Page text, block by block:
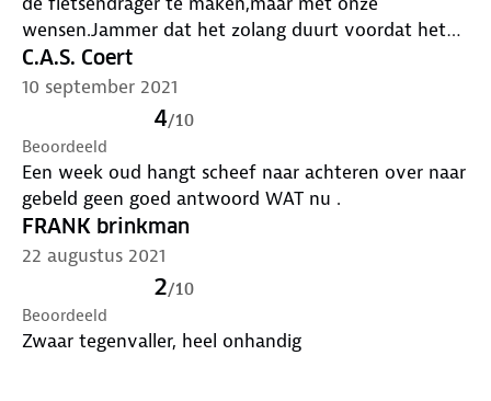
wensen.Jammer dat het zolang duurt voordat het
aankoop bedrag wordt terug gestort. m,vr gr.
C.A.S. Coert
10 september 2021
4/10
Beoordeeld
Een week oud hangt scheef naar achteren over naar
gebeld geen goed antwoord WAT nu .
FRANK brinkman
22 augustus 2021
2/10
Beoordeeld
Zwaar tegenvaller, heel onhandig